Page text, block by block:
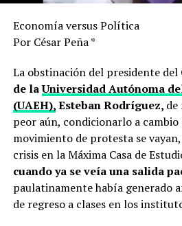
Economía versus Política
Por César Peña *
La obstinación del presidente del
de laUniversidad Autónoma
(UAEH),Esteban Rodríguez, de
peor aún, condicionarlo a
movimiento de protesta se
crisis en la Máxima Casa de
cuando ya se veía una salida
paulatinamente había generado
de regreso a clases en los